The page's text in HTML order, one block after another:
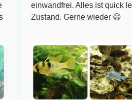
einwandfrei. Alles ist quick
Zustand. Gerne wieder 😃